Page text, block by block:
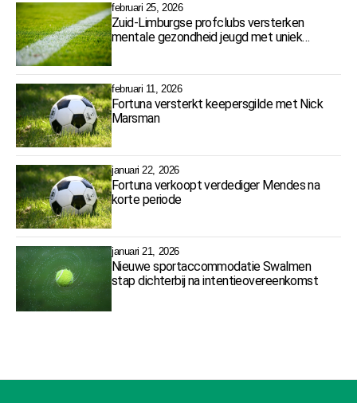
februari 25, 2026
Zuid-Limburgse profclubs versterken
mentale gezondheid jeugd met uniek
februari 11, 2026
Fortuna versterkt keepersgilde met Nick
Marsman
januari 22, 2026
Fortuna verkoopt verdediger Mendes na
korte periode
januari 21, 2026
Nieuwe sportaccommodatie Swalmen
stap dichterbij na intentieovereenkomst